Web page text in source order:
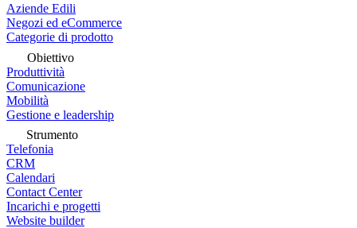
Aziende Edili
Negozi ed eCommerce
Categorie di prodotto
Obiettivo
Produttività
Comunicazione
Mobilità
Gestione e leadership
Strumento
Telefonia
CRM
Calendari
Contact Center
Incarichi e progetti
Website builder